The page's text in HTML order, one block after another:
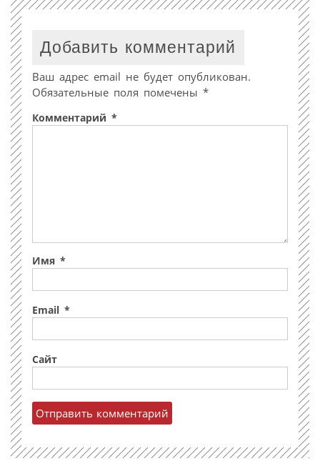
Добавить комментарий
Ваш адрес email не будет опубликован.
Обязательные поля помечены *
Комментарий *
Имя *
Email *
Сайт